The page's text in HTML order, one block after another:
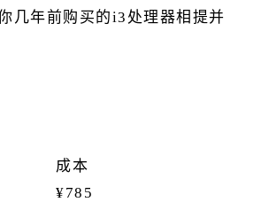
几年前购买的i3处理器相提并
成本
¥785